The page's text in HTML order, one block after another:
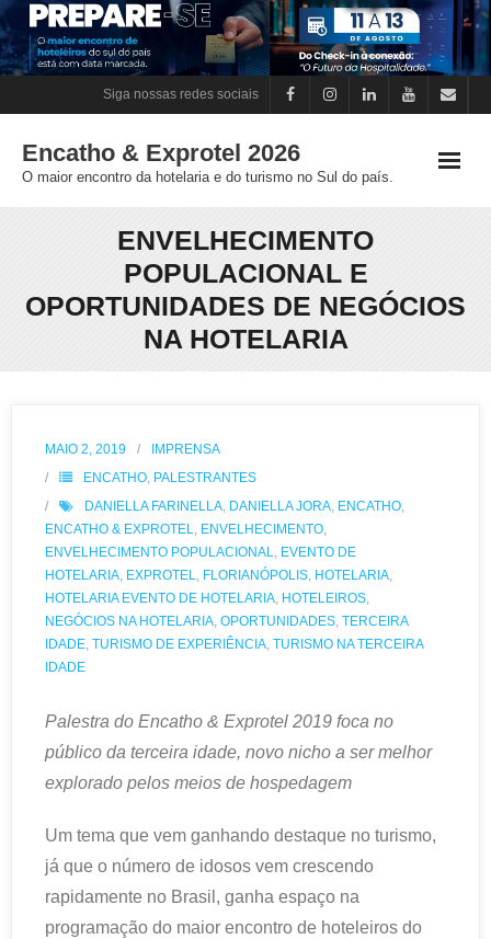
Skip
to
content
Siga nossas redes sociais
Encatho & Exprotel 2026
O maior encontro da hotelaria e do turismo no Sul do país.
ENVELHECIMENTO
POPULACIONAL E
OPORTUNIDADES DE NEGÓCIOS
NA HOTELARIA
MAIO 2, 2019
IMPRENSA
ENCATHO, PALESTRANTES
DANIELLA FARINELLA, DANIELLA JORA, ENCATHO,
ENCATHO & EXPROTEL, ENVELHECIMENTO,
ENVELHECIMENTO POPULACIONAL, EVENTO DE
HOTELARIA, EXPROTEL, FLORIANÓPOLIS, HOTELARIA,
HOTELARIA EVENTO DE HOTELARIA, HOTELEIROS,
NEGÓCIOS NA HOTELARIA, OPORTUNIDADES, TERCEIRA
IDADE, TURISMO DE EXPERIÊNCIA, TURISMO NA TERCEIRA
IDADE
Palestra do Encatho & Exprotel 2019 foca no
público da terceira idade, novo nicho a ser melhor
explorado pelos meios de hospedagem
Um tema que vem ganhando destaque no turismo,
já que o número de idosos vem crescendo
rapidamente no Brasil, ganha espaço na
programação do maior encontro de hoteleiros do